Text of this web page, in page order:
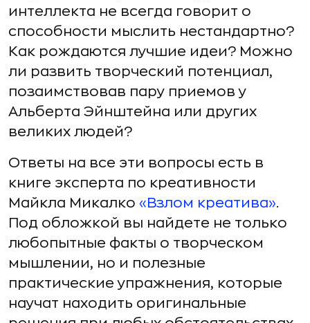
интеллекта не всегда говорит о
способности мыслить нестандартно?
Как рождаются лучшие идеи? Можно
ли развить творческий потенциал,
позаимствовав пару приемов у
Альберта Эйнштейна или других
великих людей?
Ответы на все эти вопросы есть в
книге эксперта по креативности
Майкла Микалко «Взлом креатива».
Под обложкой вы найдете не только
любопытные факты о творческом
мышлении, но и полезные
практические упражнения, которые
научат находить оригинальные